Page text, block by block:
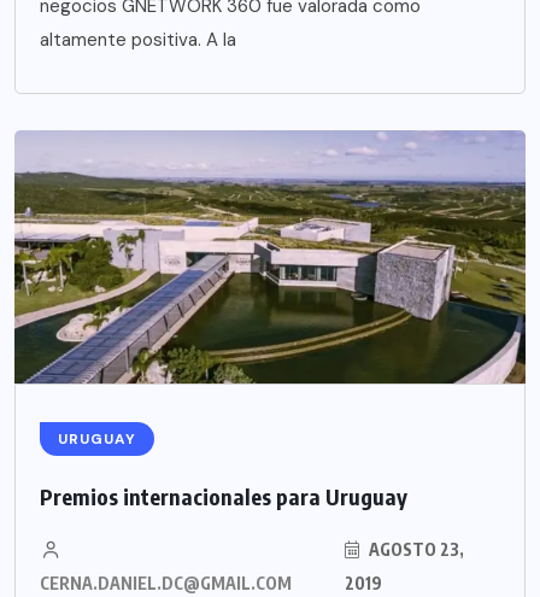
negocios GNETWORK 360 fue valorada como
altamente positiva. A la
URUGUAY
Premios internacionales para Uruguay
CERNA.DANIEL.DC@GMAIL.COM
AGOSTO 23,
2019